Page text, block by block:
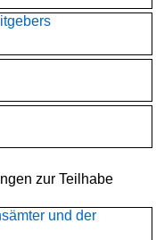
zur Teilhabe
und der